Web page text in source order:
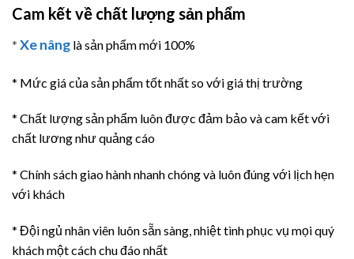
Cam kết về chất lượng sản phẩm
* Xe nâng là sản phẩm mới 100%
* Mức giá của sản phẩm tốt nhất so với giá thị trường
* Chất lượng sản phẩm luôn được đảm bảo và cam kết với
chất lương như quảng cáo
* Chính sách giao hành nhanh chóng và luôn đúng với lịch hẹn
với khách
* Đội ngủ nhân viên luôn sẵn sàng, nhiệt tình phục vụ mọi quý
khách một cách chu đáo nhất